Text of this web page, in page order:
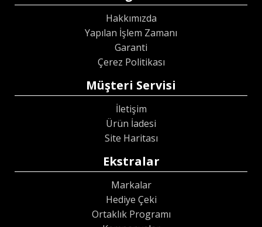
Hakkımızda
Yapılan İşlem Zamanı
Garanti
Çerez Politikası
Müşteri Servisi
İletişim
Ürün İadesi
Site Haritası
Ekstralar
Markalar
Hediye Çeki
Ortaklık Programı